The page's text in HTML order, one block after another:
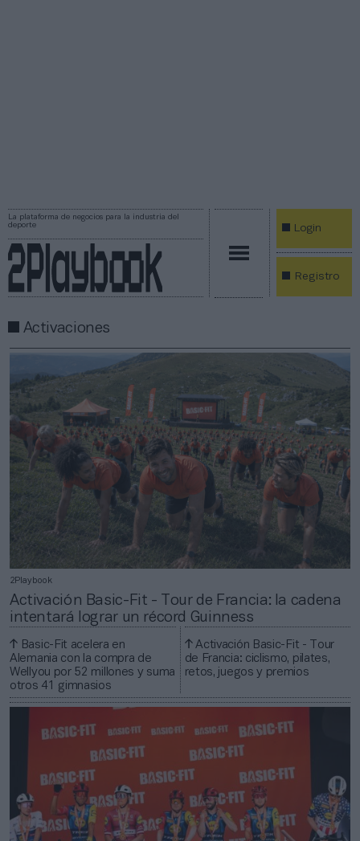
La plataforma de negocios para la industria del
deporte
Login
Registro
Activaciones
2Playbook
Activación Basic-Fit - Tour de Francia: la cadena
intentará lograr un récord Guinness
Basic-Fit acelera en
Alemania con la compra de
Wellyou por 52 millones y suma
otros 41 gimnasios
Activación Basic-Fit - Tour
de Francia: ciclismo, pilates,
retos, juegos y premios